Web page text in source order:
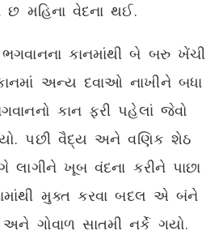
છ મહિના વેદના થઈ.
કાનમાંથી બે બરુ ખેંચી
અન્ય દવાઓ નાખીને બધા
કાન ફરી પહેલાં જેવો
પછી વૈદ્ય અને વણિક શેઠ
લાગીને ખૂબ વંદના કરીને પાછા
મુક્ત કરવા બદલ એ બંને
ગોવાળ સાતમી નર્કે ગયો.